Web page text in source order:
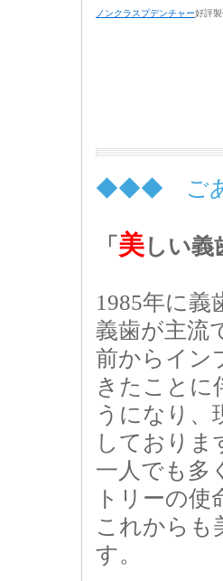
ノンクラスプデンチャー好評
◆◆◆ ご
「 美しい
1985年に
義歯が主流
前からイン
きたことに
うになり、
しておりま
一人でも多
トリーの
これからも
す。